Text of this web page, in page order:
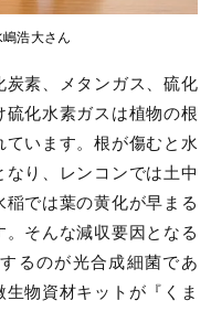
浩大さん
炭素、メタンガス、硫化
化水素ガスは植物の根
ています。根が傷むと水
り、レンコンでは土中
では葉の黄化が早まる
そんな減収要因となる
るのが光合成細菌であ
物資材キットが『くま